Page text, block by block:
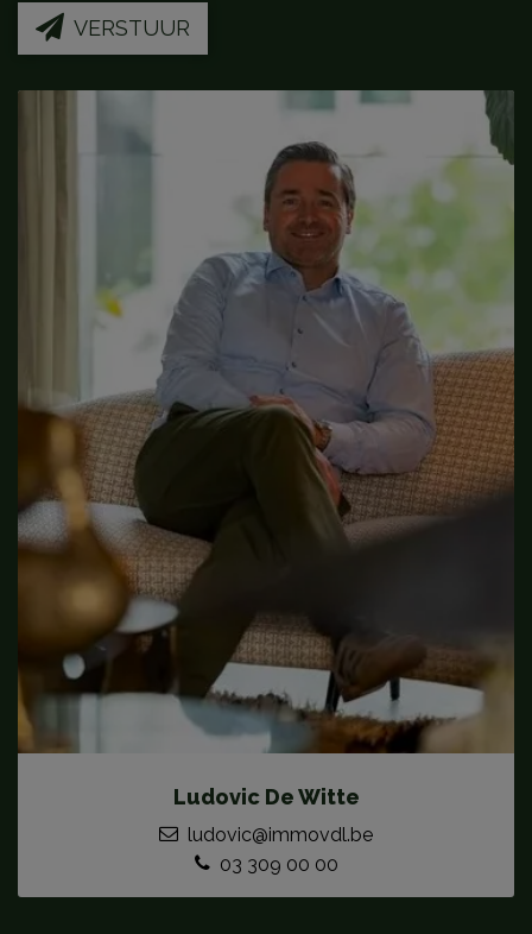
VERSTUUR
Ludovic De Witte
ludovic@immovdl.be
03 309 00 00